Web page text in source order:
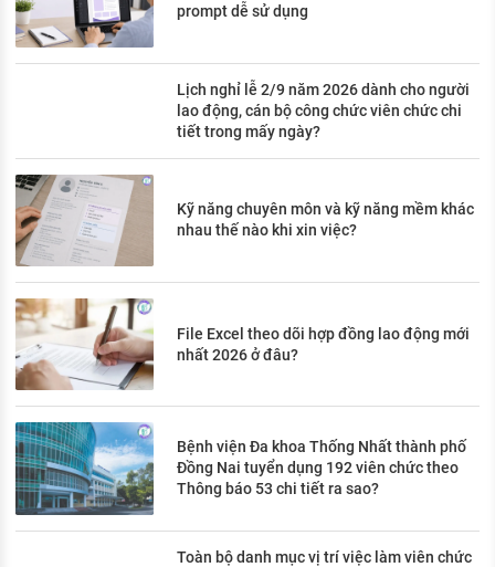
prompt dễ sử dụng
Lịch nghỉ lễ 2/9 năm 2026 dành cho người
lao động, cán bộ công chức viên chức chi
tiết trong mấy ngày?
Kỹ năng chuyên môn và kỹ năng mềm khác
nhau thế nào khi xin việc?
File Excel theo dõi hợp đồng lao động mới
nhất 2026 ở đâu?
Bệnh viện Đa khoa Thống Nhất thành phố
Đồng Nai tuyển dụng 192 viên chức theo
Thông báo 53 chi tiết ra sao?
Toàn bộ danh mục vị trí việc làm viên chức